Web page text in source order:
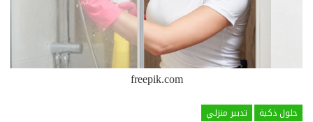
freepik.com
حلول ذكية
تدبير منزلي